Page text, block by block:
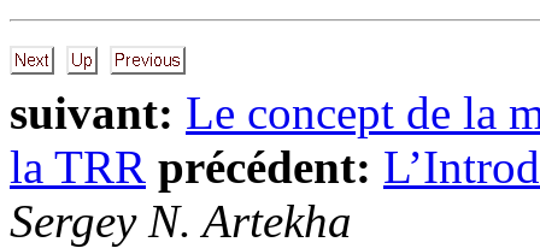
suivant: Le concept de la
la TRR précédent:
Sergey N. Artekha